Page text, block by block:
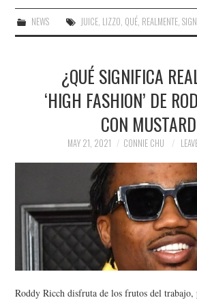
NEWS JUICE, LIZZO, QUÉ, REALMENTE,
¿QUÉ SIGNIFICA
‘HIGH FASHION’ DE
CON
MAY 21, 2021 CONNIE CHU
Roddy Ricch disfruta de los frutos del